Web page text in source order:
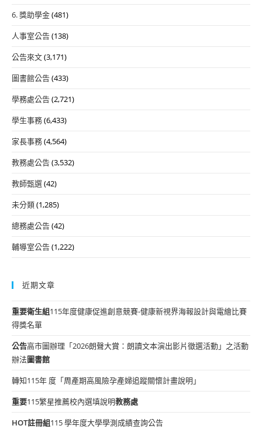
6. 獎助學金(481)
人事室公告(138)
公告來文(3,171)
圖書館公告(433)
學務處公告(2,721)
學生事務(6,433)
家長事務(4,564)
教務處公告(3,532)
教師甄選(42)
未分類(1,285)
總務處公告(42)
輔導室公告(1,222)
近期文章
重要衛生組115年度健康促進創意競賽-健康新視界海報設計與電繪比賽
得獎名單
公告高市圖辦理「2026朗聲大賞：朗讀文本演出影片徵選活動」之活動
辦法圖書館
轉知115年 度「周產期高風險孕產婦追蹤關懷計畫說明」
重要115繁星推薦校內選填說明教務處
HOT註冊組115 學年度大學學測成績查詢公告